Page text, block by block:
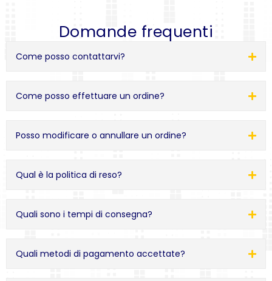
Domande frequenti
Come posso contattarvi?
Come posso effettuare un ordine?
Posso modificare o annullare un ordine?
Qual è la politica di reso?
Quali sono i tempi di consegna?
Quali metodi di pagamento accettate?